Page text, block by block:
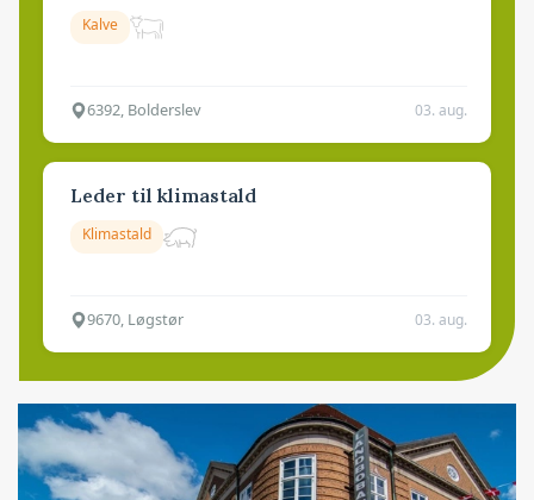
Kalve
6392, Bolderslev 03. aug.
Leder til klimastald
Klimastald
9670, Løgstør 03. aug.